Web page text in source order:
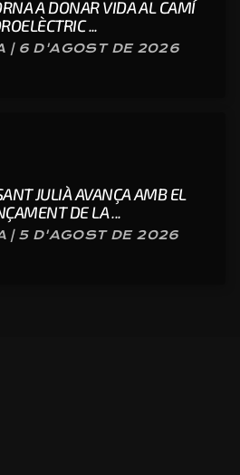
A DONAR VIDA AL CAMÍ
...
| 6 D'AGOST DE 2026
JULIÀ AVANÇA AMB EL
DE LA ...
| 5 D'AGOST DE 2026